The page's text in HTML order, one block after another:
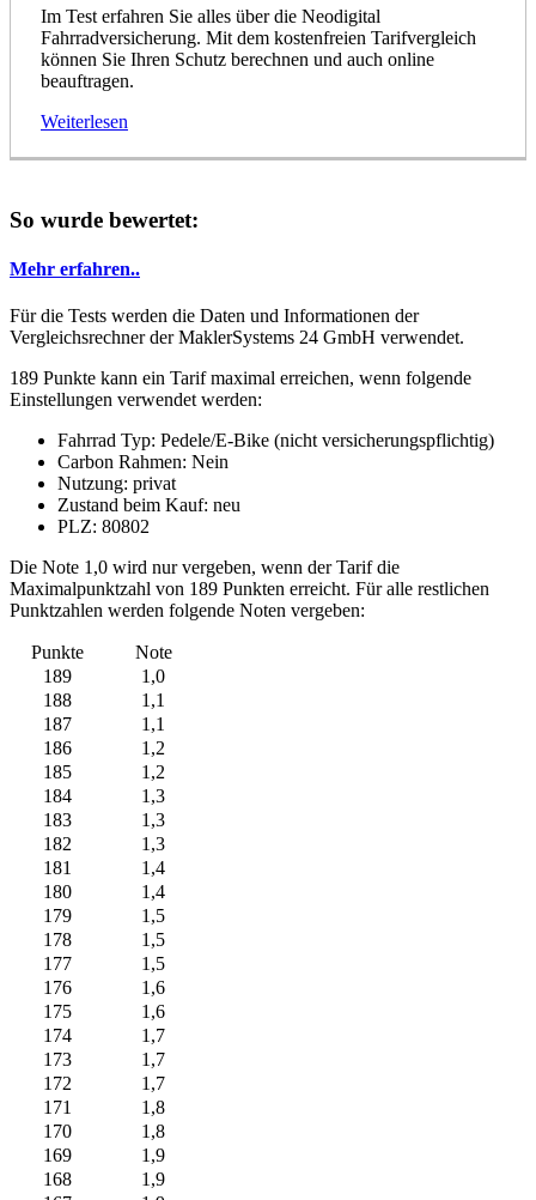
Im Test erfahren Sie alles über die Neodigital
Fahrradversicherung. Mit dem kostenfreien Tarifvergleich
können Sie Ihren Schutz berechnen und auch online
beauftragen.
Weiterlesen
So wurde bewertet:
Mehr erfahren..
Für die Tests werden die Daten und Informationen der
Vergleichsrechner der MaklerSystems 24 GmbH verwendet.
189 Punkte kann ein Tarif maximal erreichen, wenn folgende
Einstellungen verwendet werden:
Fahrrad Typ: Pedele/E-Bike (nicht versicherungspflichtig)
Carbon Rahmen: Nein
Nutzung: privat
Zustand beim Kauf: neu
PLZ: 80802
Die Note 1,0 wird nur vergeben, wenn der Tarif die
Maximalpunktzahl von 189 Punkten erreicht. Für alle restlichen
Punktzahlen werden folgende Noten vergeben:
Punkte
Note
189
1,0
188
1,1
187
1,1
186
1,2
185
1,2
184
1,3
183
1,3
182
1,3
181
1,4
180
1,4
179
1,5
178
1,5
177
1,5
176
1,6
175
1,6
174
1,7
173
1,7
172
1,7
171
1,8
170
1,8
169
1,9
168
1,9